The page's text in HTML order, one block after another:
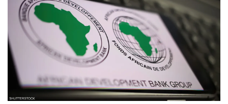
علوم وتكنولوجيا
رياضة
فيديو
حياة